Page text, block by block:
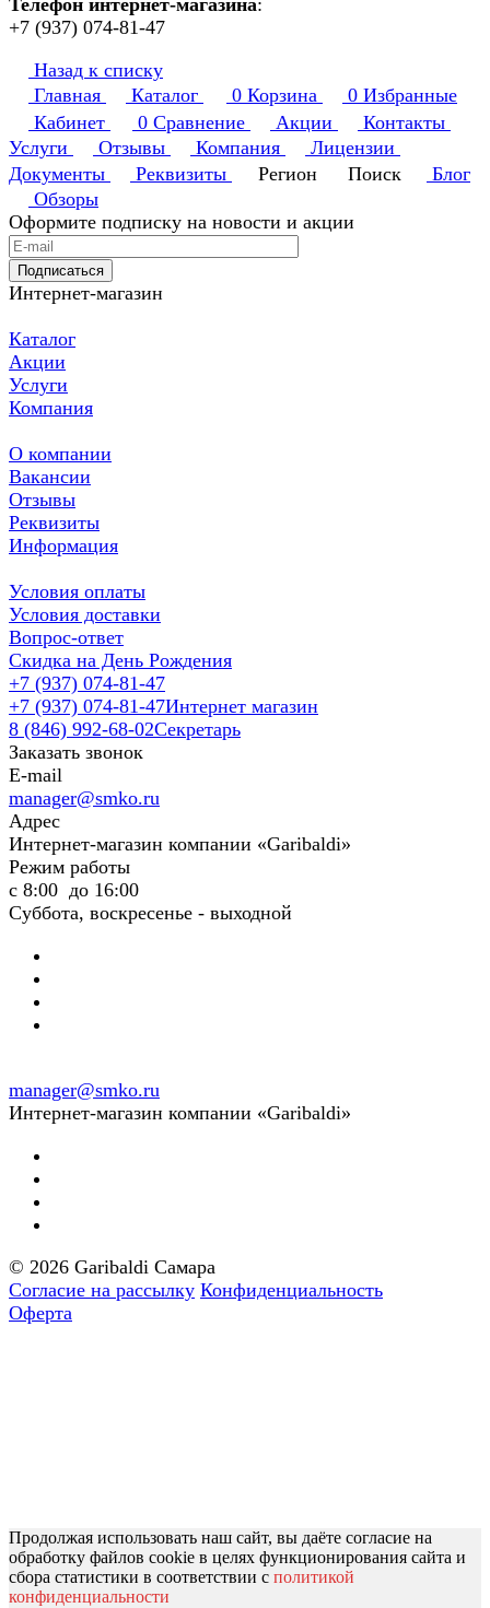
Телефон интернет-магазина:
+7 (937) 074-81-47
Назад к списку
Главная
Каталог 0 Корзина 0 Избранные
Кабинет
0 Сравнение Акции
Контакты
Услуги
Отзывы Компания
Лицензии
Документы
Реквизиты Регион Поиск
Блог
Обзоры
Оформите подписку на новости и акции
Подписаться
Интернет-магазин
Каталог
Акции
Услуги
Компания
О компании
Вакансии
Отзывы
Реквизиты
Информация
Условия оплаты
Условия доставки
Вопрос-ответ
Скидка на День Рождения
+7 (937) 074-81-47
+7 (937) 074-81-47Интернет магазин
8 (846) 992-68-02Секретарь
Заказать звонок
E-mail
manager@smko.ru
Адрес
Интернет-магазин компании «Garibaldi»
Режим работы
с 8:00 до 16:00
Суббота, воскресенье - выходной
manager@smko.ru
Интернет-магазин компании «Garibaldi»
© 2026 Garibaldi Самара
Согласие на рассылку Конфиденциальность
Оферта
Продолжая использовать наш сайт, вы даёте согласие на
обработку файлов cookie в целях функционирования сайта и
сбора статистики в соответствии с политикой
конфиденциальности